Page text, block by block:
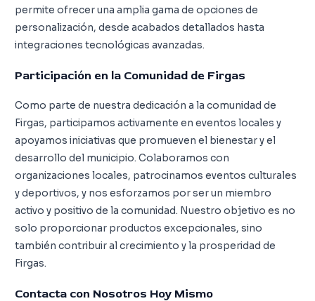
permite ofrecer una amplia gama de opciones de
personalización, desde acabados detallados hasta
integraciones tecnológicas avanzadas.
Participación en la Comunidad de Firgas
Como parte de nuestra dedicación a la comunidad de
Firgas, participamos activamente en eventos locales y
apoyamos iniciativas que promueven el bienestar y el
desarrollo del municipio. Colaboramos con
organizaciones locales, patrocinamos eventos culturales
y deportivos, y nos esforzamos por ser un miembro
activo y positivo de la comunidad. Nuestro objetivo es no
solo proporcionar productos excepcionales, sino
también contribuir al crecimiento y la prosperidad de
Firgas.
Contacta con Nosotros Hoy Mismo